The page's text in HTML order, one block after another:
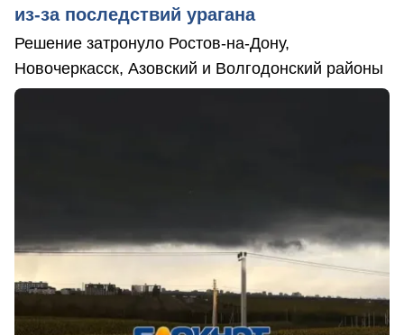
из-за последствий урагана
Решение затронуло Ростов-на-Дону,
Новочеркасск, Азовский и Волгодонский районы